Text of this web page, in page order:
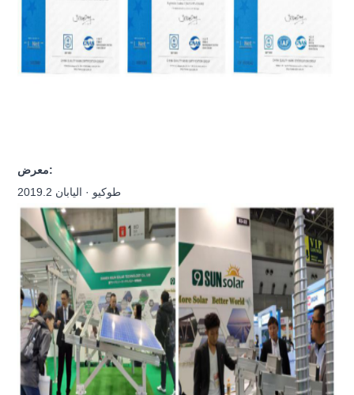
معرض:
طوكيو · اليابان 2019.2